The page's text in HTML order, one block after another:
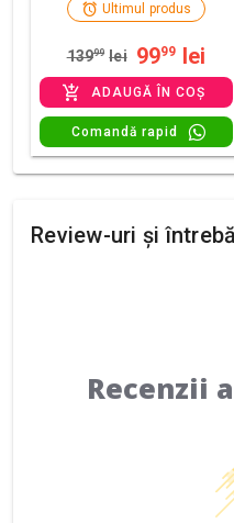
Ultimul produs
13999 lei 9999 lei
ADAUGĂ ÎN COȘ
Comandă rapid
Review-uri și
Recenzii